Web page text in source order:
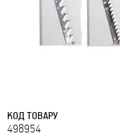
КОД ТОВАРУ
498954